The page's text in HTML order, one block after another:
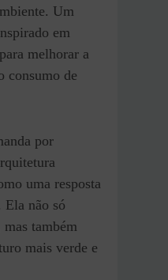
Um
em
melhorar a
consumo de
por
uma resposta
não só
mas também
mais verde e